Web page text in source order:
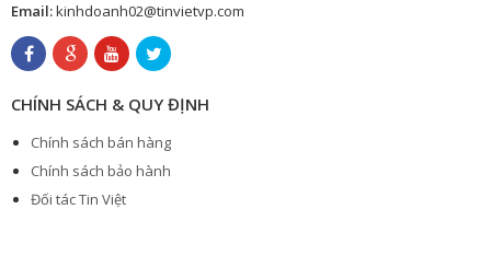
Email:kinhdoanh02@tinvietvp.com
CHÍNH SÁCH & QUY ĐỊNH
Chính sách bán hàng
Chính sách bảo hành
Đối tác Tin Việt